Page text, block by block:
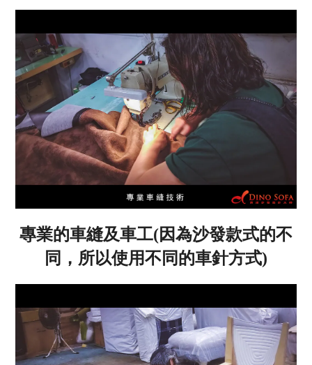
專業的車縫及車工(因為沙發款式的不
同，所以使用不同的車針方式)